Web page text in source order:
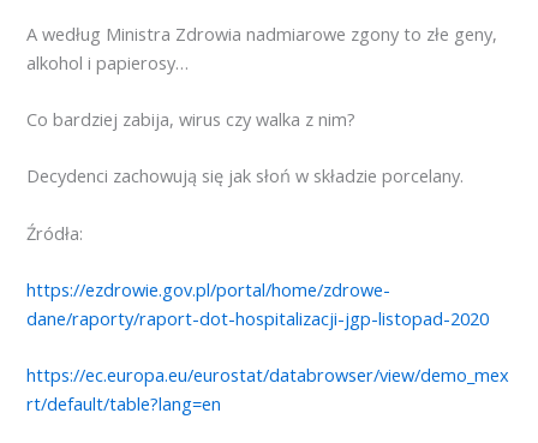
A według Ministra Zdrowia nadmiarowe zgony to złe geny,
alkohol i papierosy…
Co bardziej zabija, wirus czy walka z nim?
Decydenci zachowują się jak słoń w składzie porcelany.
Źródła:
https://ezdrowie.gov.pl/portal/home/zdrowe-
dane/raporty/raport-dot-hospitalizacji-jgp-listopad-2020
https://ec.europa.eu/eurostat/databrowser/view/demo_mex
rt/default/table?lang=en